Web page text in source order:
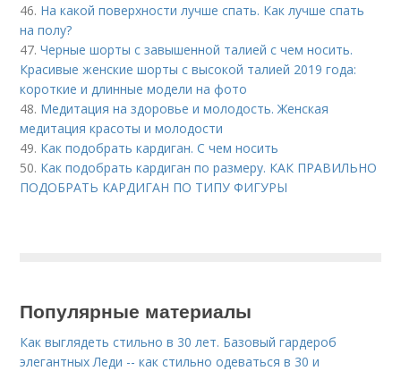
46. На какой поверхности лучше спать. Как лучше спать
на полу?
47.Черные шорты с завышенной талией с чем носить.
Красивые женские шорты с высокой талией 2019 года:
короткие и длинные модели на фото
48. Медитация на здоровье и молодость. Женская
медитация красоты и молодости
49. Как подобрать кардиган. С чем носить
50. Как подобрать кардиган по размеру. КАК ПРАВИЛЬНО
ПОДОБРАТЬ КАРДИГАН ПО ТИПУ ФИГУРЫ
Популярные материалы
Как выглядеть стильно в 30 лет. Базовый гардероб
элегантных Леди -- как стильно одеваться в 30 и